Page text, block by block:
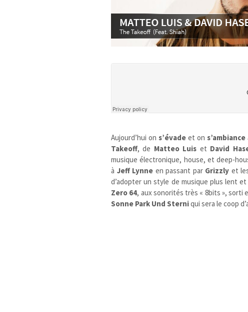
Aujourd’hui on s’évadeet on s’ambiance
Takeoff, de Matteo Luis et David
musique électronique, house, et deep-
à Jeff Lynne en passant par Grizzly et
d’adopter un style de musique plus lent
Zero 64, aux sonorités très « 8bits », sorti
Sonne Park Und Sterniqui sera le coop